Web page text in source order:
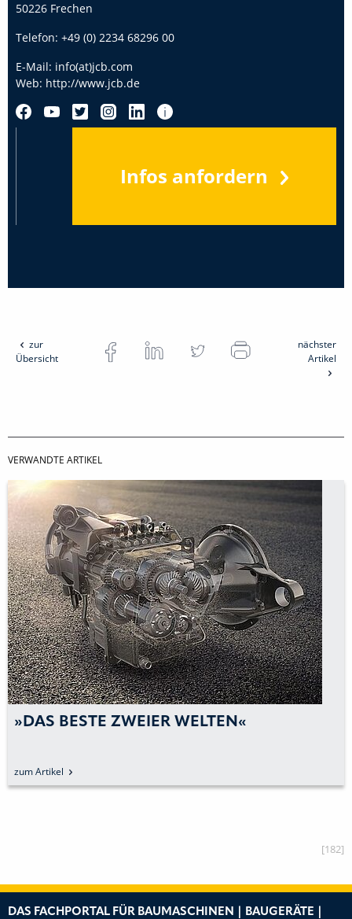
50226 Frechen
Telefon: +49 (0) 2234 68296 00
E-Mail: info(at)jcb.com
Web: http://www.jcb.de
Infos anfordern
zur
Übersicht
nächster
Artikel
VERWANDTE ARTIKEL
»HYDRADIG KOMMT
[182]
DAS FACHPORTAL FÜR BAUMASCHINEN | BAUGERÄTE |